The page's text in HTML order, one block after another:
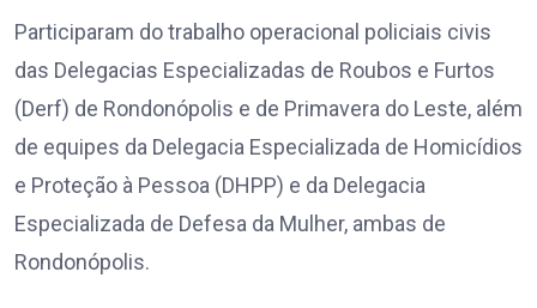
Participaram do trabalho operacional policiais civis
das Delegacias Especializadas de Roubos e Furtos
(Derf) de Rondonópolis e de Primavera do Leste, além
de equipes da Delegacia Especializada de Homicídios
e Proteção à Pessoa (DHPP) e da Delegacia
Especializada de Defesa da Mulher, ambas de
Rondonópolis.